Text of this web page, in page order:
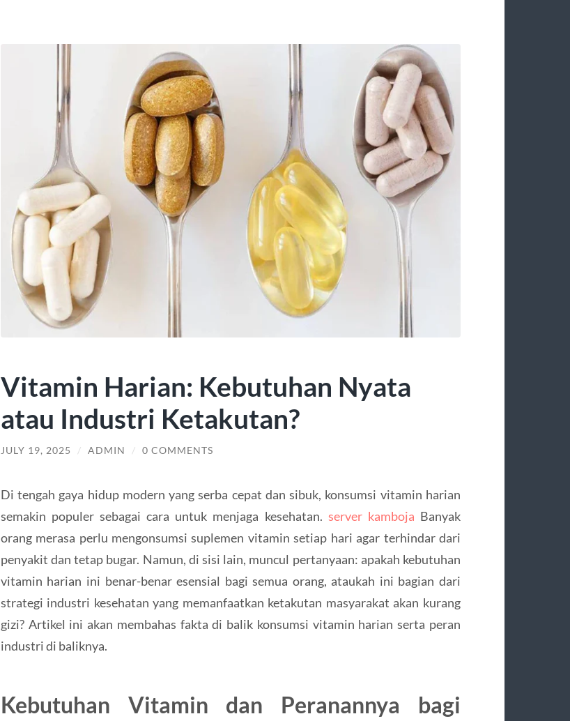
Vitamin Harian: Kebutuhan Nyata
atau Industri Ketakutan?
JULY 19, 2025 / ADMIN / 0 COMMENTS
Di tengah gaya hidup modern yang serba cepat dan sibuk, konsumsi vitamin harian
semakin populer sebagai cara untuk menjaga kesehatan. server kamboja Banyak
orang merasa perlu mengonsumsi suplemen vitamin setiap hari agar terhindar dari
penyakit dan tetap bugar. Namun, di sisi lain, muncul pertanyaan: apakah kebutuhan
vitamin harian ini benar-benar esensial bagi semua orang, ataukah ini bagian dari
strategi industri kesehatan yang memanfaatkan ketakutan masyarakat akan kurang
gizi? Artikel ini akan membahas fakta di balik konsumsi vitamin harian serta peran
industri di baliknya.
Kebutuhan Vitamin dan Peranannya bagi